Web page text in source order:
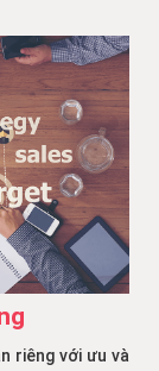
riêng với ưu và